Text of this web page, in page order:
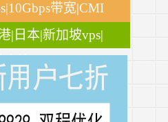
带宽|CMI
|日本|新加坡vps|
直连